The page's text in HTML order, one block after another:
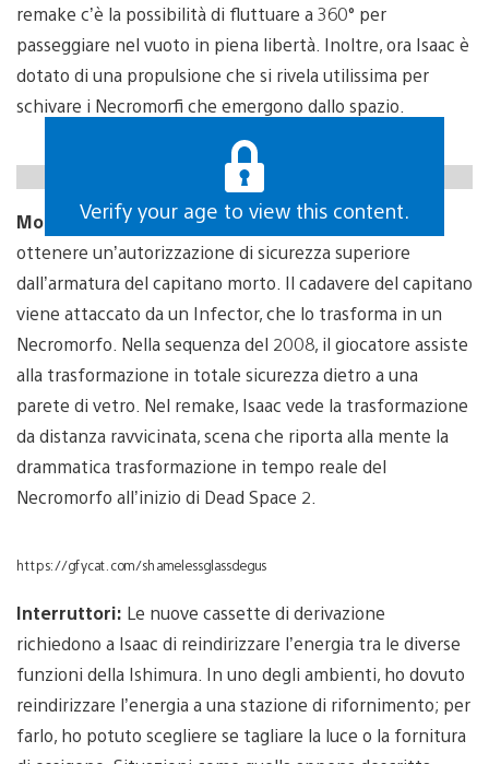
remake c’è la possibilità di fluttuare a 360° per
passeggiare nel vuoto in piena libertà. Inoltre, ora Isaac è
dotato di una propulsione che si rivela utilissima per
schivare i Necromorfi che emergono dallo spazio.
https://gfycat.com/illfatedoffensiveamericanindianhorse
Verify your age to view this content.
Momenti nuovi e intensi:Nel Capitolo 2, Isaac deve
ottenere un’autorizzazione di sicurezza superiore
dall’armatura del capitano morto. Il cadavere del capitano
viene attaccato da un Infector, che lo trasforma in un
Necromorfo. Nella sequenza del 2008, il giocatore assiste
alla trasformazione in totale sicurezza dietro a una
parete di vetro. Nel remake, Isaac vede la trasformazione
da distanza ravvicinata, scena che riporta alla mente la
drammatica trasformazione in tempo reale del
Necromorfo all’inizio di Dead Space 2.
https://gfycat.com/shamelessglassdegus
Interruttori: Le nuove cassette di derivazione
richiedono a Isaac di reindirizzare l’energia tra le diverse
funzioni della Ishimura. In uno degli ambienti, ho dovuto
reindirizzare l’energia a una stazione di rifornimento; per
farlo, ho potuto scegliere se tagliare la luce o la fornitura